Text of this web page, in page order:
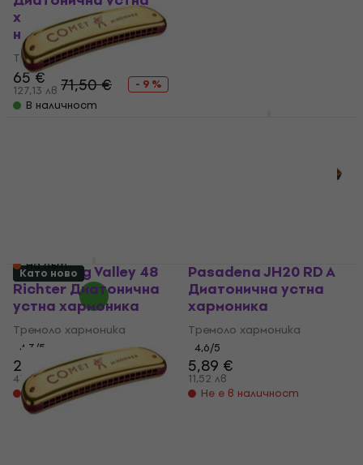
хармоника (Като
ново)
Тремоло хармоника
65 €
127,13 лв 71,50 €
- 9 %
В наличност
На път
Hohner Big Valley 48
Richter Диатонична
устна хармоника
Тремоло хармоника
4,3/5
24,10 €
47,14 лв
Не е в наличност
Pasadena JH20 RD A
Диатонична устна
хармоника
Тремоло хармоника
4,6/5
5,89 €
11,52 лв
Не е в наличност
Като ново